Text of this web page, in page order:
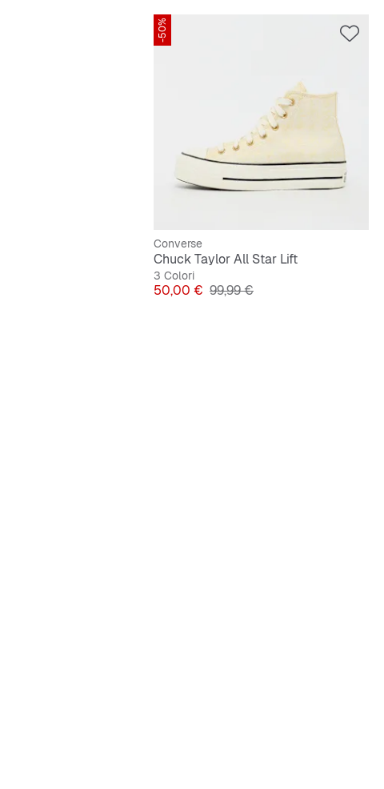
-50%
Converse
Chuck Taylor All Star Lift
3 Colori
Prezzo
50,00 € Prezzo originale
99,99 €